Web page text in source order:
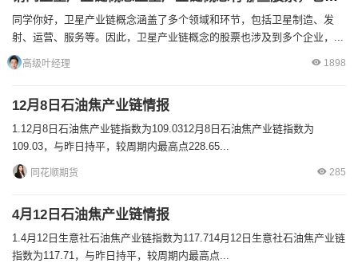
同学你好，卫星产业链概念涵盖了多个领域和环节，包括卫星制造、发
射、运营、服务等。因此，卫星产业链概念的股票也涉及到多个企业，...
高级叶经理 1898
12月8日石油焦产业链情报
1.12月8日石油焦产业链指数为109.0312月8日石油焦产业链指数为
109.03，与昨日持平，较周期内最高点228.65...
同花顺期货 285
4月12日石油焦产业链情报
1.4月12日生意社石油焦产业链指数为117.714月12日生意社石油焦产业链
指数为117.71，与昨日持平，较周期内最高点...